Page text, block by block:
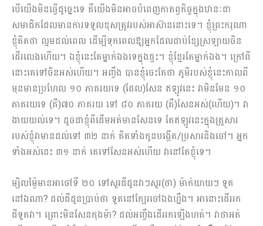
បើយើងមិនធ្វើដូច្នេះទេ គឺយើងមិនអាចបំពេញកាតព្វកិច្ចក្នុងឋានៈជា
សមាជិកដែលមានការទទួលខុសត្រូវរបស់អាស៊ាននោះទេ។ ខ្ញុំព្រះករុណា
ខ្ញុំគិតថា ល្មមដល់ពេល ដើម្បីទុកពេលឱ្យអ្នកដែលជាប់ខ្សែស្រឡាយចិន
ដើរលេងហើយ។ ឯខ្ញុំនេះតែម្នាក់ឯងទេក្នុងផ្ទះ។ ខ្ញុំខ្មែរតែម្នាក់ឯង។ ក្រៅពី
នោះគេទៅចិនអស់ហើយ។ អញ្ចឹង បានខ្ញុំចេះតែថា ភូមិរបស់ខ្ញុំនេះកាលពី
មុនមានប្រហែល ១០ ភាគរយទេ (ដែល)សែន ឥឡូវនេះ វាមិនមែន ១០
ភាគរយទេ (គឺ)៧០ ភាគរយ ទៅ ៨០ ភាគរយ (គឺ)សែនអស់(ហើយ)។ វា
ងាយយល់ទេ។ ដូចជាខ្ញុំពីដើមអត់មានសែនទេ តែឥឡូវនេះក្នុងគ្រួសារ
របស់ខ្ញុំវាមានដល់ទៅ ៣២ នាក់ គិតទាំងកូនបង្កើត/ប្រសារនិងចៅ។ អ្នក
ទាំងអស់នេះ ៣១ នាក់ គេទៅសែនអស់ហើយ វានៅតែខ្ញុំទេ។
ម្សិលម្ង៉ៃមានអាចៅទី ២០ ទៅសួរជីដូនវាៗសួរ(ថា) ម៉ាក់យាយៗ ទួត
នៅឯណា? ដល់ជីដូនប្រាប់ថា ទួតនៅក្បែរចៅឯងហ្នឹង។ អានោះដើររក
ជីទួតវា។ ព្រោះមិនសែនកុងម៉ា? ដល់អញ្ចឹងដើររកឡើងហត់។ វាថាអត់